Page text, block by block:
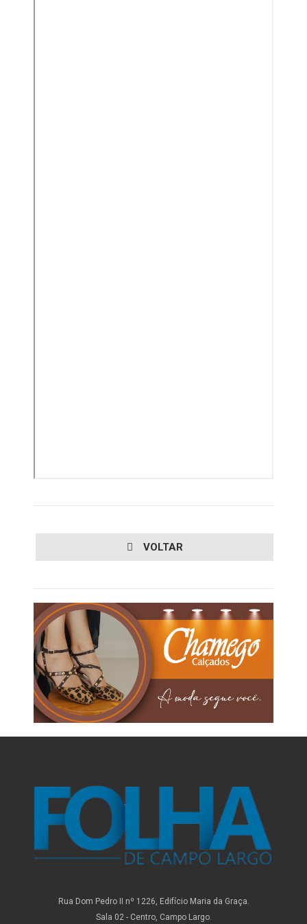
VOLTAR
Rua Dom Pedro II nº 1226, Edifício Maria da Graça.
Sala 02 - Centro, Campo Largo.